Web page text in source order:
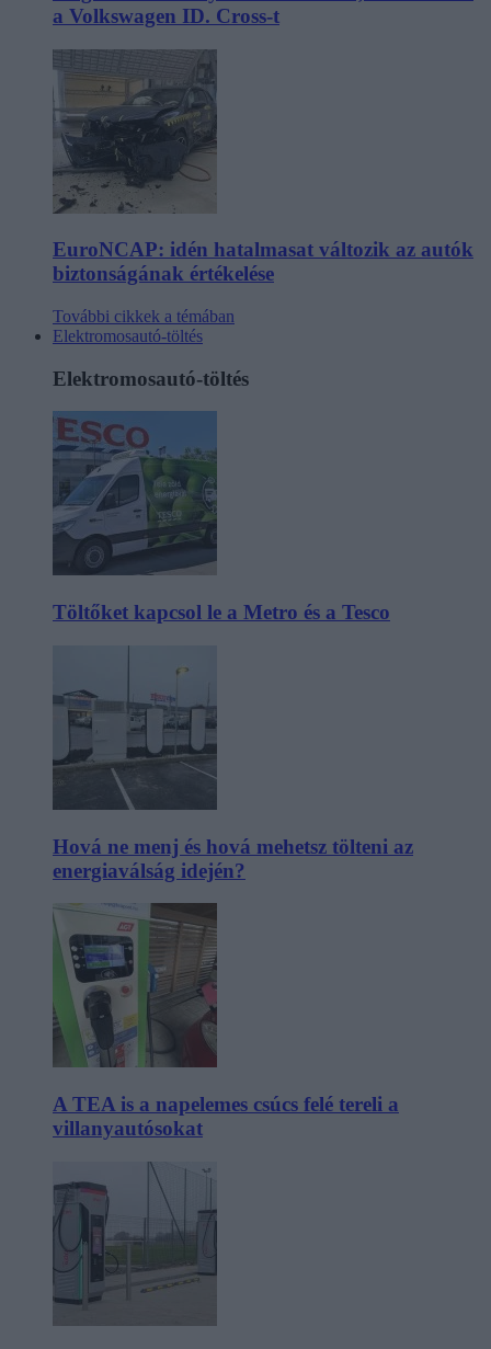
a Volkswagen ID. Cross-t
EuroNCAP: idén hatalmasat változik az autók
biztonságának értékelése
További cikkek a témában
Elektromosautó-töltés
Elektromosautó-töltés
Töltőket kapcsol le a Metro és a Tesco
Hová ne menj és hová mehetsz tölteni az
energiaválság idején?
A TEA is a napelemes csúcs felé tereli a
villanyautósokat